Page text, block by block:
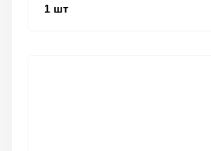
1 шт